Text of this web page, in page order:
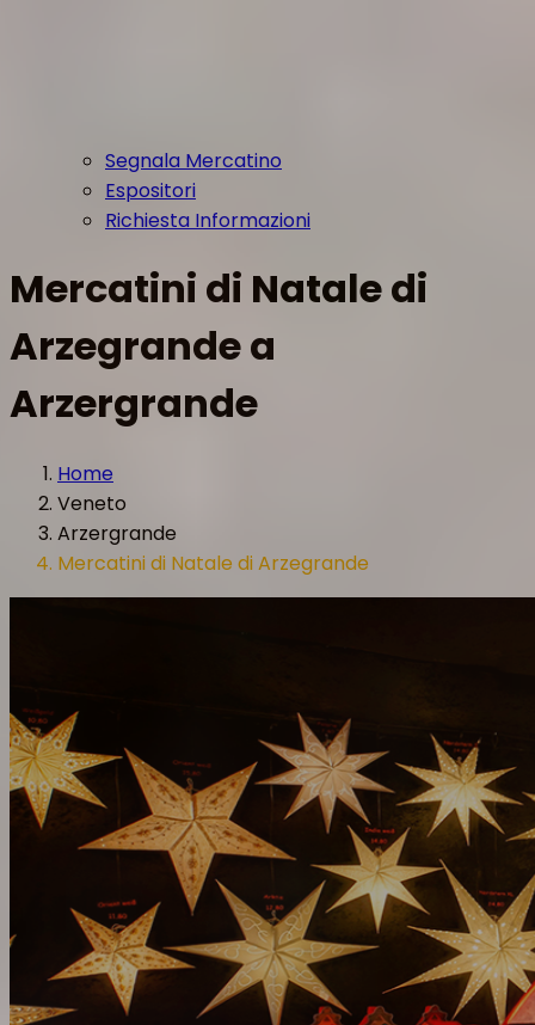
Segnala Mercatino
Espositori
Richiesta Informazioni
Mercatini di Natale di
Arzegrande a
Arzergrande
Home
Veneto
Arzergrande
Mercatini di Natale di Arzegrande